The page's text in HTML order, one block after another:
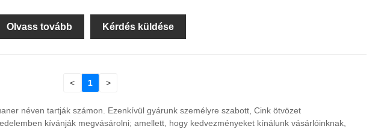
Olvass tovább Kérdés küldése
< 1 >
néven tartják számon. Ezenkívül gyárunk személyre szabott, Cink ötvözet
kívánják megvásárolni; amellett, hogy kedvezményeket kínálunk vásárlóinknak,